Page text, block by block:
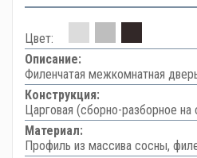
Цвет:
Описание:
Филенчатая межкомнатная
Конструкция:
Царговая (сборно-разборное на
Материал:
Профиль из массива сосны,